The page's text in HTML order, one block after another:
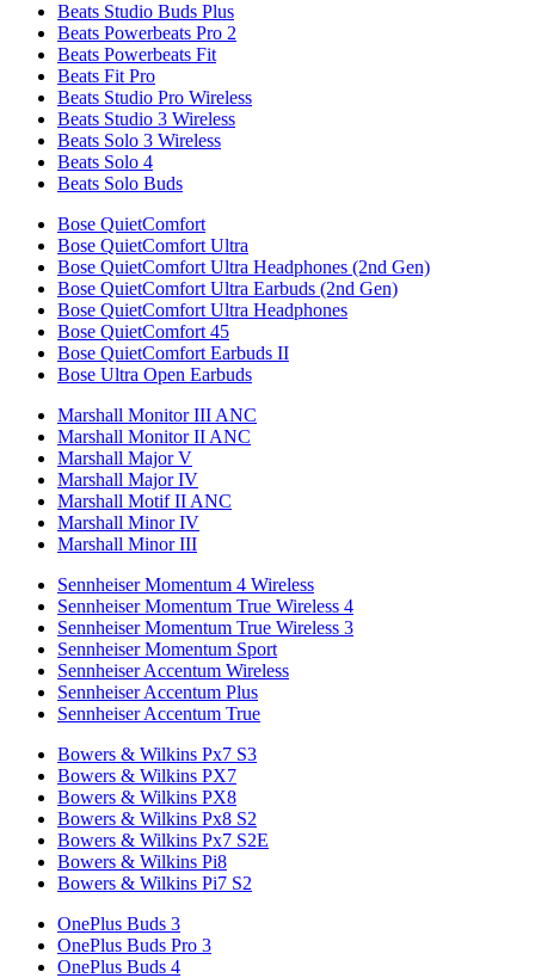
Beats Studio Buds Plus
Beats Powerbeats Pro 2
Beats Powerbeats Fit
Beats Fit Pro
Beats Studio Pro Wireless
Beats Studio 3 Wireless
Beats Solo 3 Wireless
Beats Solo 4
Beats Solo Buds
Bose QuietComfort
Bose QuietComfort Ultra
Bose QuietComfort Ultra Headphones (2nd Gen)
Bose QuietComfort Ultra Earbuds (2nd Gen)
Bose QuietComfort Ultra Headphones
Bose QuietComfort 45
Bose QuietComfort Earbuds II
Bose Ultra Open Earbuds
Marshall Monitor III ANC
Marshall Monitor II ANC
Marshall Major V
Marshall Major IV
Marshall Motif II ANC
Marshall Minor IV
Marshall Minor III
Sennheiser Momentum 4 Wireless
Sennheiser Momentum True Wireless 4
Sennheiser Momentum True Wireless 3
Sennheiser Momentum Sport
Sennheiser Accentum Wireless
Sennheiser Accentum Plus
Sennheiser Accentum True
Bowers & Wilkins Px7 S3
Bowers & Wilkins PX7
Bowers & Wilkins PX8
Bowers & Wilkins Px8 S2
Bowers & Wilkins Px7 S2E
Bowers & Wilkins Pi8
Bowers & Wilkins Pi7 S2
OnePlus Buds 3
OnePlus Buds Pro 3
OnePlus Buds 4